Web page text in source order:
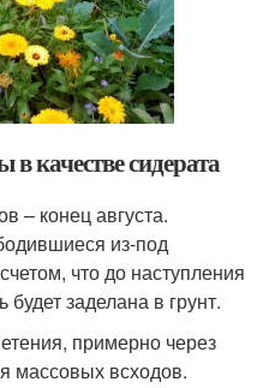
качестве сидерата
– конец августа.
из-под
что до наступления
заделана в грунт.
примерно через
массовых всходов.